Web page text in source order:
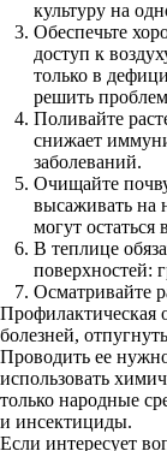
культуру на
Обеспечьте
доступ к
только в
решить
Поливайте
снижает
заболеваний.
Очищайте
высаживать на
могут остаться
В теплице
поверхностей:
Осматривайте
Профилактическая
болезней,
Проводить ее
использовать
только народные
и инсектициды.
Если интересует